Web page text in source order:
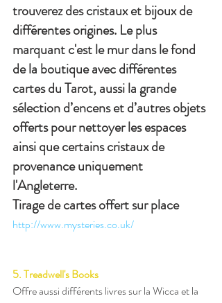
trouverez des cristaux et bijoux de
différentes origines. Le plus
marquant c'est le mur dans le fond
de la boutique avec différentes
cartes du Tarot, aussi la grande
sélection d’encens et d’autres objets
offerts pour nettoyer les espaces
ainsi que certains cristaux de
provenance uniquement
l'Angleterre.
Tirage de cartes offert sur place
http://www.mysteries.co.uk/
5. Treadwell's Books
Offre aussi différents livres sur la Wicca et la